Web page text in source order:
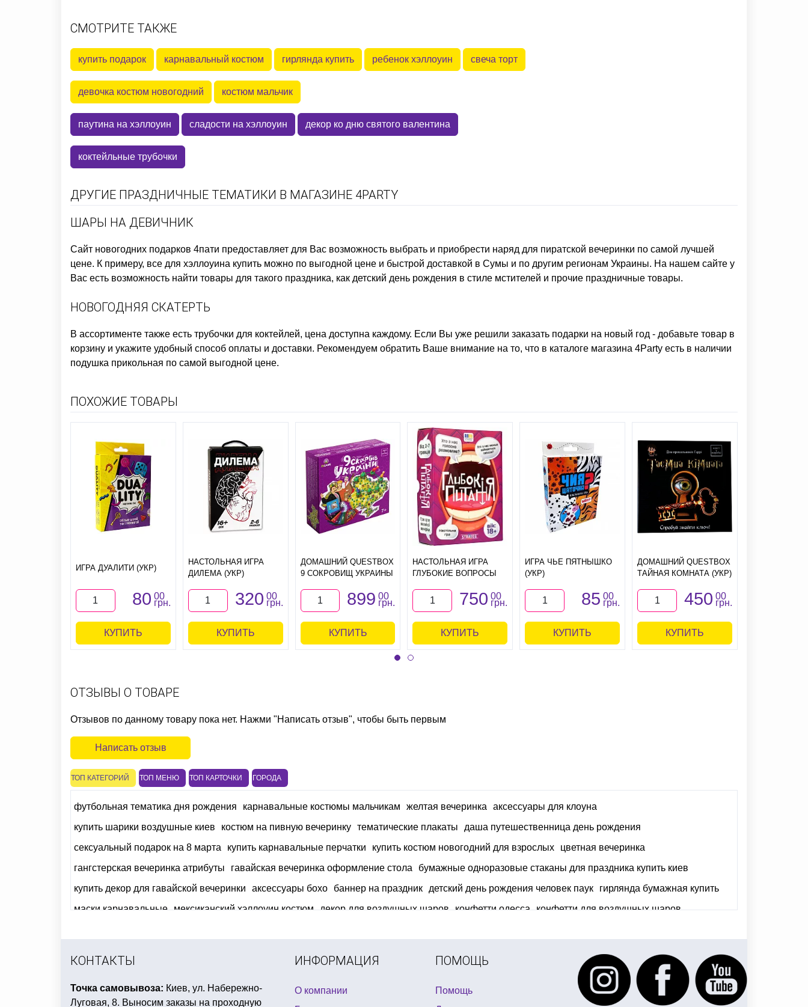
СМОТРИТЕ ТАКЖЕ
купить подарок карнавальный костюм гирлянда купить ребенок хэллоуин свеча торт
девочка костюм новогодний костюм мальчик
паутина на хэллоуин сладости на хэллоуин декор ко дню святого валентина
коктейльные трубочки
ДРУГИЕ ПРАЗДНИЧНЫЕ ТЕМАТИКИ В МАГАЗИНЕ 4PARTY
ШАРЫ НА ДЕВИЧНИК
Сайт новогодних подарков 4пати предоставляет для Вас возможность выбрать и приобрести наряд для пиратской вечеринки по самой лучшей
цене. К примеру, все для хэллоуина купить можно по выгодной цене и быстрой доставкой в Сумы и по другим регионам Украины. На нашем сайте у
Вас есть возможность найти товары для такого праздника, как детский день рождения в стиле мстителей и прочие праздничные товары.
НОВОГОДНЯЯ СКАТЕРТЬ
В ассортименте также есть трубочки для коктейлей, цена доступна каждому. Если Вы уже решили заказать подарки на новый год - добавьте товар в
корзину и укажите удобный способ оплаты и доставки. Рекомендуем обратить Ваше внимание на то, что в каталоге магазина 4Party есть в наличии
подушка прикольная по самой выгодной цене.
ПОХОЖИЕ ТОВАРЫ
ИГРА ДУАЛИТИ (УКР)
80 00
грн.
КУПИТЬ
НАСТОЛЬНАЯ ИГРА
ДИЛЕМА (УКР)
320 00
грн.
КУПИТЬ
ДОМАШНИЙ QUESTBOX
9 СОКРОВИЩ УКРАИНЫ
899 00
грн.
КУПИТЬ
НАСТОЛЬНАЯ ИГРА
ГЛУБОКИЕ ВОПРОСЫ
750 00
грн.
КУПИТЬ
ИГРА ЧЬЕ ПЯТНЫШКО
(УКР)
85 00
грн.
КУПИТЬ
ДОМАШНИЙ QUESTBOX
ТАЙНАЯ КОМНАТА (УКР)
450 00
грн.
КУПИТЬ
ОТЗЫВЫ О ТОВАРЕ
Отзывов по данному товару пока нет. Нажми "Написать отзыв", чтобы быть первым
Написать отзыв
ТОП КАТЕГОРИЙ ТОП МЕНЮ ТОП КАРТОЧКИ ГОРОДА
футбольная тематика дня рождения карнавальные костюмы мальчикам желтая вечеринка
аксессуары для клоуна
купить шарики воздушные киев
костюм на пивную вечеринку тематические плакаты
даша путешественница день рождения
сексуальный подарок на 8 марта
купить карнавальные перчатки купить костюм новогодний для взрослых
цветная вечеринка
гангстерская вечеринка атрибуты
гавайская вечеринка оформление стола
бумажные одноразовые стаканы для праздника купить киев
купить декор для гавайской вечеринки
аксессуары бохо баннер на праздник детский день рождения человек паук
гирлянда бумажная купить
маски карнавальные мексиканский хэллоуин костюм декор для воздушных шаров конфетти одесса конфетти для воздушных шаров
КОНТАКТЫ
Точка самовывоза: Киев, ул. Набережно-
Луговая, 8. Выносим заказы на проходную
ИНФОРМАЦИЯ
О компании
ПОМОЩЬ
Помощь